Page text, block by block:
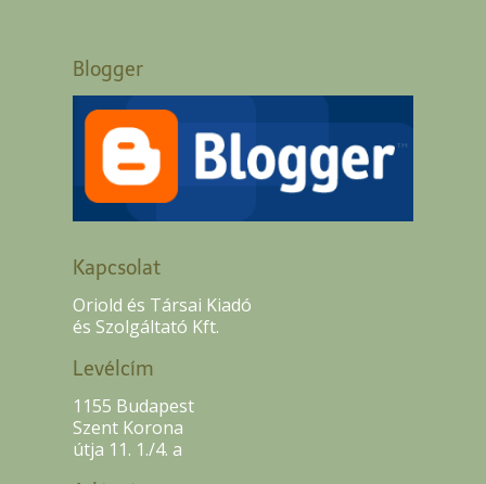
Blogger
Kapcsolat
Oriold és Társai Kiadó
és Szolgáltató Kft.
Levélcím
1155 Budapest
Szent Korona
útja 11. 1./4. a